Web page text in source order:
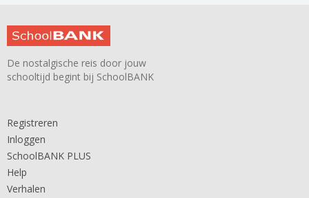
De nostalgische reis door jouw
schooltijd begint bij SchoolBANK
Registreren
Inloggen
SchoolBANK PLUS
Help
Verhalen